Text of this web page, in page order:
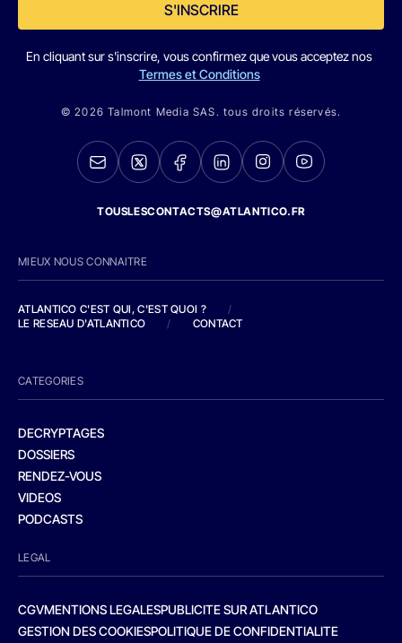
S'INSCRIRE
En cliquant sur s'inscrire, vous confirmez que vous acceptez nos
Termes et Conditions
© 2026 Talmont Media SAS. tous droits réservés.
TOUSLESCONTACTS@ATLANTICO.FR
MIEUX NOUS CONNAITRE
ATLANTICO C'EST QUI, C'EST QUOI ?
/
LE RESEAU D'ATLANTICO
/ CONTACT
CATEGORIES
DECRYPTAGES
DOSSIERS
RENDEZ-VOUS
VIDEOS
PODCASTS
LEGAL
CGVMENTIONS LEGALESPUBLICITE SUR ATLANTICO
GESTION DES COOKIESPOLITIQUE DE CONFIDENTIALITE